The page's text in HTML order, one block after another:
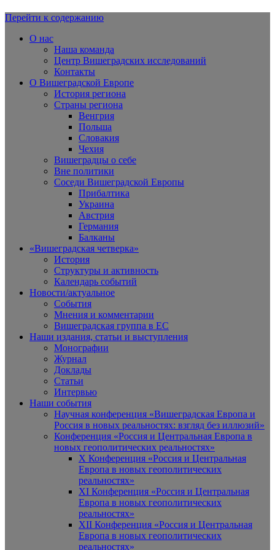
Вишеградская Европа
Перейти к содержанию
О нас
Наша команда
Центр Вишеградских исследований
Контакты
О Вишеградской Европе
История региона
Страны региона
Венгрия
Польша
Словакия
Чехия
Вишеградцы о себе
Вне политики
Соседи Вишеградской Европы
Прибалтика
Украина
Австрия
Германия
Балканы
«Вишеградская четверка»
История
Структуры и активность
Календарь событий
Новости/актуальное
События
Мнения и комментарии
Вишеградская группа в ЕС
Наши издания, статьи и выступления
Монографии
Журнал
Доклады
Статьи
Интервью
Наши события
Научная конференция «Вишеградская Европа и
Россия в новых реальностях: взгляд без иллюзий»
Конференция «Россия и Центральная Европа в
новых геополитических реальностях»
X Конференция «Россия и Центральная
Европа в новых геополитических
реальностях»
XI Конференция «Россия и Центральная
Европа в новых геополитических
реальностях»
XII Конференция «Россия и Центральная
Европа в новых геополитических
реальностях»